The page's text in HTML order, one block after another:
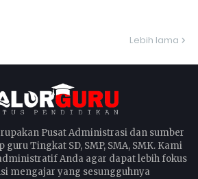
Lebih lama
Pusat Administrasi dan sumber
Tingkat SD, SMP, SMA, SMK. Kami
Anda agar dapat lebih fokus
mengajar yang sesungguhnya